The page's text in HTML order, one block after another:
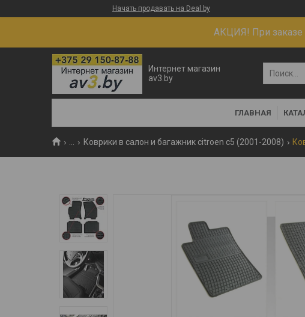
Начать продавать на Deal.by
АКЦИЯ! При заказе
Интернет магазин
av3.by
ГЛАВНАЯ
Коврики в салон и багажник citroen c5 (2001-2008)